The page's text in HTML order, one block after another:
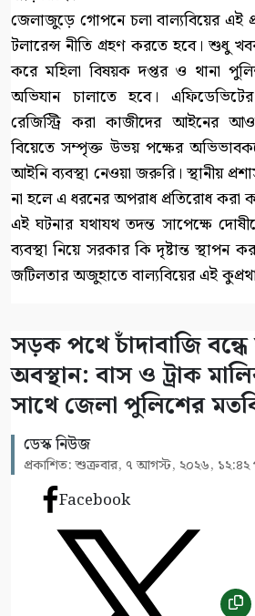
জেলাজুড়ে গোপনে চলা বাল্যবিয়ের এই
টলারেন্স নীতি গ্রহণ করতে হবে। শুধু
করে মহিলা বিষয়ক দপ্তর ও থানা
অভিযান চালাতে হবে।
রেজিস্ট্রি করা কাজীদের আইনের
বিয়েতে সম্পৃক্ত উভয় পক্ষের
আইনি ব্যবস্থা নেওয়া জরুরি। স্থানীয়
না হলে এ ধরনের অপরাধ প্রতিরোধ করা
এই ঘটনার যথাযথ তদন্ত সাপেক্ষে
ব্যবস্থা নিয়ে সরকার কি দৃষ্টান্ত স্থাপন
জটিলতার অজুহাতে বাল্যবিয়ের এই
সড়ক পথে চাঁদাবাজি বন্ধে
অবস্থান: বাস ও ট্রাক
সাথে জেলা পুলিশের
ডেস্ক নিউজ
প্রকাশিত: শুক্রবার, ৭ আগস্ট, ২০২৬, ১২:৪২
Facebook